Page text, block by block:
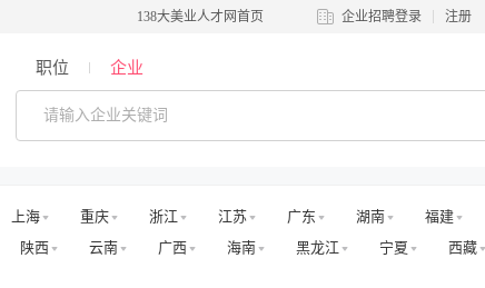
138大美业人才网首页 企业招聘登录 注册
职位 企业
上海 重庆 浙江 江苏 广东 湖南 福建
陕西 云南 广西 海南 黑龙江 宁夏 西藏